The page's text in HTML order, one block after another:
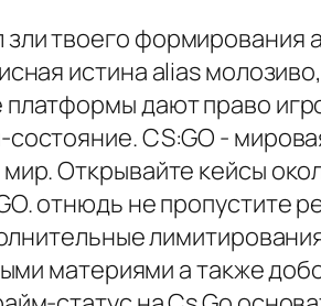
твоего формирования
истина alias
дают право
CS:GO -
Открывайте кейсы
отнюдь не пропустите
материями а также